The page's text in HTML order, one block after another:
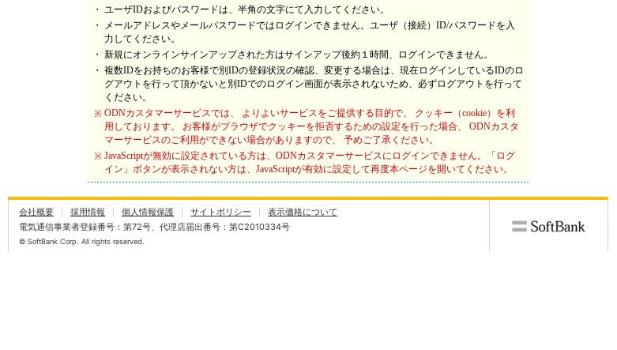
・ ユーザIDおよびパスワードは、半角の文字にて入力してください。
・
メールアドレスやメールパスワードではログインできません。ユーザ（接続）ID/パスワードを入
力してください。
・ 新規にオンラインサインアップされた方はサインアップ後約１時間、ログインできません。
・ 複数IDをお持ちのお客様で別IDの登録状況の確認、変更する場合は、現在ログインしているIDのロ
グアウトを行って頂かないと別IDでのログイン画面が表示されないため、必ずログアウトを行って
ください。
※ ODNカスタマーサービスでは、 よりよいサービスをご提供する目的で、 クッキー（cookie）を利
用しております。 お客様がブラウザでクッキーを拒否するための設定を行った場合、 ODNカスタ
マーサービスのご利用ができない場合がありますので、 予めご了承ください。
※ JavaScriptが無効に設定されている方は、ODNカスタマーサービスにログインできません。「ログ
イン」ボタンが表示されない方は、JavaScriptが有効に設定して再度本ページを開いてください。
会社概要 採用情報 個人情報保護 サイトポリシー
表示価格について
電気通信事業者登録番号：第72号、代理店届出番号：第C2010334号
© SoftBank Corp. All rights reserved.